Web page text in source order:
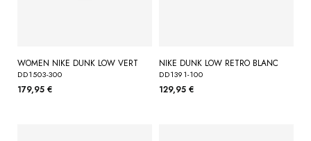
WOMEN NIKE DUNK LOW VERT
DD1503-300
179,95 €
NIKE DUNK LOW RETRO BLANC
DD1391-100
129,95 €